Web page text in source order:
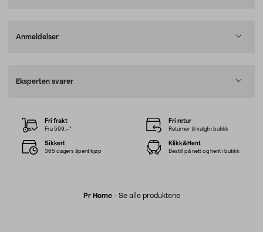
Anmeldelser
Eksperten svarer
Pr Home- Se alle produktene
Fri frakt
Fra 599,–*
Fri retur
Returner til valgfri butikk
Sikkert
365 dagers åpent kjøp
Klikk&Hent
Bestill på nett og hent i butikk